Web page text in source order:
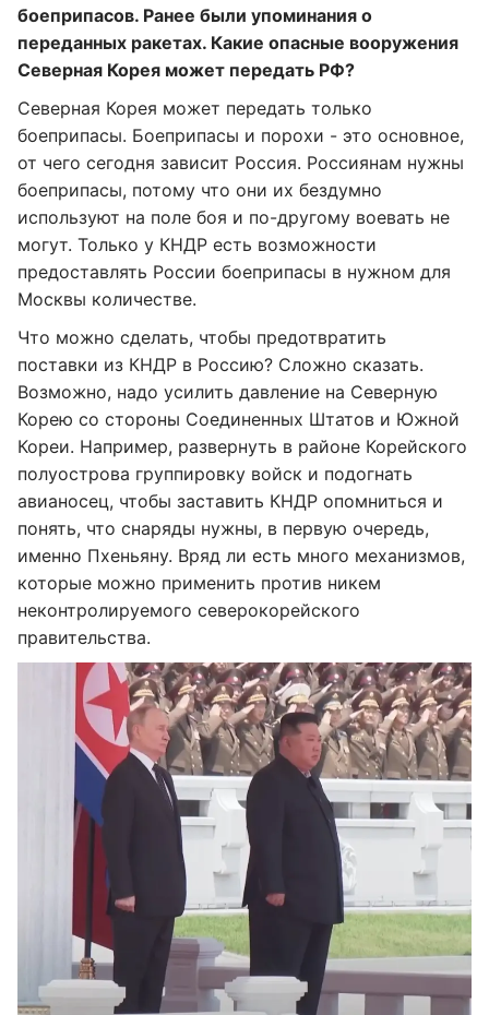
боеприпасов. Ранее были упоминания о
переданных ракетах. Какие опасные вооружения
Северная Корея может передать РФ?
Северная Корея может передать только
боеприпасы. Боеприпасы и порохи - это основное,
от чего сегодня зависит Россия. Россиянам нужны
боеприпасы, потому что они их бездумно
используют на поле боя и по-другому воевать не
могут. Только у КНДР есть возможности
предоставлять России боеприпасы в нужном для
Москвы количестве.
Что можно сделать, чтобы предотвратить
поставки из КНДР в Россию? Сложно сказать.
Возможно, надо усилить давление на Северную
Корею со стороны Соединенных Штатов и Южной
Кореи. Например, развернуть в районе Корейского
полуострова группировку войск и подогнать
авианосец, чтобы заставить КНДР опомниться и
понять, что снаряды нужны, в первую очередь,
именно Пхеньяну. Вряд ли есть много механизмов,
которые можно применить против никем
неконтролируемого северокорейского
правительства.